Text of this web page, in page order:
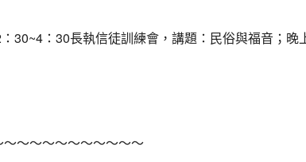
30~4：30長執信徒訓練會，講題：民俗與福音；晚
～～～～～～～～～～